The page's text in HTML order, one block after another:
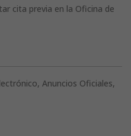
cita previa en la Oficina de
Anuncios Oficiales,